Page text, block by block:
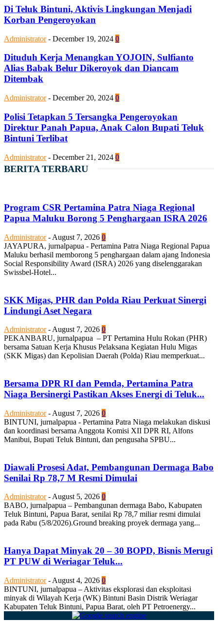
Di Teluk Bintuni, Aktivis Lingkungan Menjadi
Korban Pengeroyokan
Administrator - December 19, 2024 0
Dituduh Kerja Menangkan YOJOIN, Sulfianto
Alias Babak Belur Dikeroyok dan Diancam
Ditembak
Administrator - December 20, 2024 0
Polisi Tetapkan 5 Tersangka Pengeroyokan
Direktur Panah Papua, Anak Calon Bupati Teluk
Bintuni Terlibat
Administrator - December 21, 2024 0
BERITA TERBARU
Program CSR Pertamina Patra Niaga Regional
Papua Maluku Borong 5 Penghargaan ISRA 2026
Administrator - August 7, 2026 0
JAYAPURA, jurnalpapua - Pertamina Patra Niaga Regional Papua
Maluku berhasil memborong 5 penghargaan dalam ajang Indonesia
Social Responsibility Award (ISRA) 2026 yang diselenggarakan
Swissbel-Hotel...
SKK Migas, PHR dan Polda Riau Perkuat Sinergi
Lindungi Aset Negara
Administrator -August 7, 2026 0
PEKANBARU, jurnalpapua – PT Pertamina Hulu Rokan (PHR)
bersama Satuan Kerja Khusus Pelaksana Kegiatan Hulu Migas
(SKK Migas) dan Kepolisian Daerah (Polda) Riau memperkuat...
Bersama DPR RI dan Pemda, Pertamina Patra
Niaga Bersinergi Pastikan Akses Energi di Teluk...
Administrator - August 7, 2026 0
BINTUNI, jurnalpapua - Pertamina Patra Niaga melakukan diskusi
dan koordinasi bersama Anggota Komisi XII DPR RI, Alfons
Manibui, Bupati Teluk Bintuni, dan pengusaha SPBU...
Diawali Prosesi Adat, Pembangunan Dermaga Babo
Senilai Rp 78,7 M Resmi Dimulai
Administrator - August 5, 2026 0
BABO, jurnalpapua – Pembangunan dermaga Babo, Kabupaten
Teluk Bintuni, Papua Barat, senilai Rp 78,7 miliar resmi dimulai
pada Rabu (5/8/2026).Ground breaking proyek dermaga yang...
Hanya Dapat Minyak 20 – 30 BOPD, Bisnis Merugi
PT PUW di Weriagar Teluk...
Administrator - August 4, 2026 0
BINTUNI, jurnalpapua – Aktivitas eksplorasi dan eksploitasi
minyak di Wilayah Kerja (WK) Bintuni Basin Distrik Weriagar
Kabupaten Teluk Bintuni, Papua Barat, oleh PT Petroenergy...